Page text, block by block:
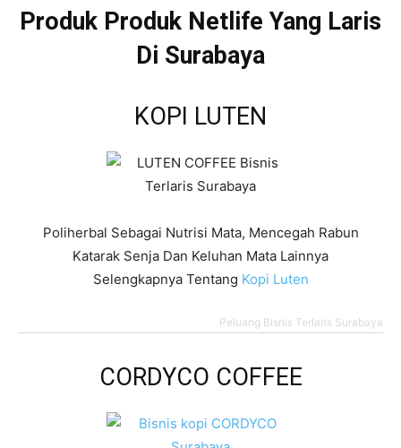
Produk Produk Netlife Yang Laris
Di Surabaya
KOPI LUTEN
Poliherbal Sebagai Nutrisi Mata, Mencegah Rabun
Katarak Senja Dan Keluhan Mata Lainnya
Selengkapnya Tentang Kopi Luten
Peluang Bisnis Terlaris Surabaya
CORDYCO COFFEE